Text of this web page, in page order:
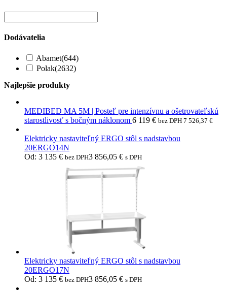
Dodávatelia
Abamet(644)
Polak(2632)
Najlepšie produkty
MEDIBED MA 5M | Posteľ pre intenzívnu a ošetrovateľskú
starostlivosť s bočným náklonom 6 119 € bez DPH 7 526,37 €
Elektricky nastaviteľný ERGO stôl s nadstavbou
20ERGO14N
Od: 3 135 € bez DPH3 856,05 € s DPH
Elektricky nastaviteľný ERGO stôl s nadstavbou
20ERGO17N
Od: 3 135 € bez DPH3 856,05 € s DPH